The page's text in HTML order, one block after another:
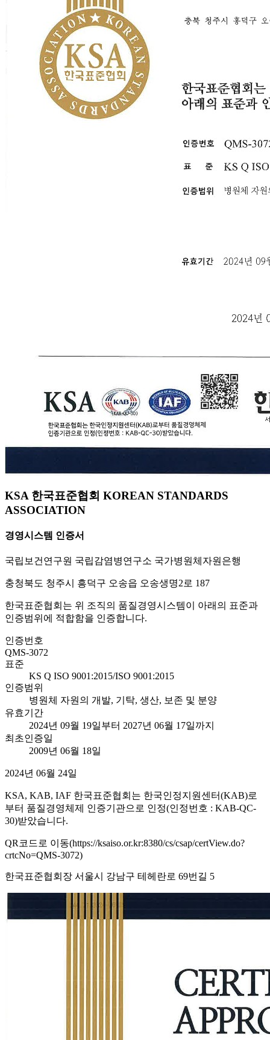
KSA 한국표준협회 KOREAN STANDARDS
ASSOCIATION
경영시스템 인증서
국립보건연구원 국립감염병연구소 국가병원체자원은행
충청북도 청주시 흥덕구 오송읍 오송생명2로 187
한국표준협회는 위 조직의 품질경영시스템이 아래의 표준과
인증범위에 적합함을 인증합니다.
인증번호
QMS-3072
표준
KS Q ISO 9001:2015/ISO 9001:2015
인증범위
병원체 자원의 개발, 기탁, 생산, 보존 및 분양
유효기간
2024년 09월 19일부터 2027년 06월 17일까지
최초인증일
2009년 06월 18일
2024년 06월 24일
KSA, KAB, IAF 한국표준협회는 한국인정지원센터(KAB)로
부터 품질경영체제 인증기관으로 인정(인정번호 : KAB-QC-
30)받았습니다.
QR코드로 이동(https://ksaiso.or.kr:8380/cs/csap/certView.do?
crtcNo=QMS-3072)
한국표준협회장 서울시 강남구 테헤란로 69번길 5